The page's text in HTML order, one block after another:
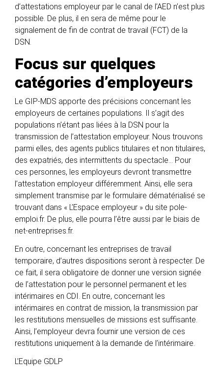
d’attestations employeur par le canal de l’AED n’est plus
possible. De plus, il en sera de même pour le
signalement de fin de contrat de travail (FCT) de la
DSN.
Focus sur quelques
catégories d’employeurs
Le GIP-MDS apporte des précisions concernant les
employeurs de certaines populations. Il s’agit des
populations n’étant pas liées à la DSN pour la
transmission de l’attestation employeur. Nous trouvons
parmi elles, des agents publics titulaires et non titulaires,
des expatriés, des intermittents du spectacle… Pour
ces personnes, les employeurs devront transmettre
l’attestation employeur différemment. Ainsi, elle sera
simplement transmise par le formulaire dématérialisé se
trouvant dans « L’Espace employeur » du site pole-
emploi.fr. De plus, elle pourra l’être aussi par le biais de
net-entreprises.fr.
En outre, concernant les entreprises de travail
temporaire, d’autres dispositions seront à respecter. De
ce fait, il sera obligatoire de donner une version signée
de l’attestation pour le personnel permanent et les
intérimaires en CDI. En outre, concernant les
intérimaires en contrat de mission, la transmission par
les restitutions mensuelles de missions est suffisante.
Ainsi, l’employeur devra fournir une version de ces
restitutions uniquement à la demande de l’intérimaire.
L’Equipe GDLP